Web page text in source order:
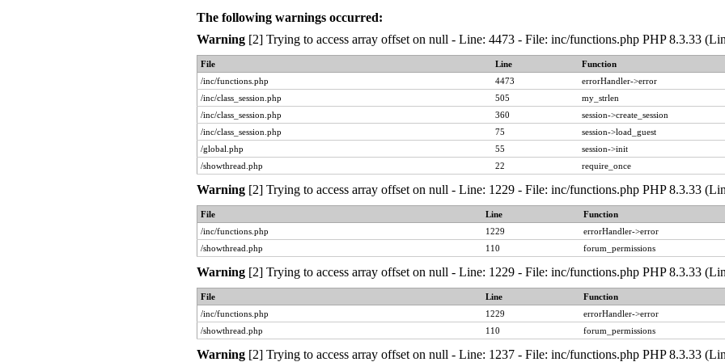
The following warnings occurred:
Warning[2] Trying to access array offset on null - Line: 4473 - File: inc/functions.php PHP 8.3.33
File Line
Function
/inc/functions.php
4473
errorHandler->error
/inc/class_session.php
505
my_strlen
/inc/class_session.php
360
session->create_session
/inc/class_session.php
75
session->load_guest
/global.php
55
session->init
/showthread.php
22 require_once
Warning[2] Trying to access array offset on null - Line: 1229 - File: inc/functions.php PHP 8.3.33
File Line
Function
/inc/functions.php
1229
errorHandler->error
/showthread.php
110 forum_permissions
Warning[2] Trying to access array offset on null - Line: 1229 - File: inc/functions.php PHP 8.3.33
File Line
Function
/inc/functions.php
1229
errorHandler->error
/showthread.php
110 forum_permissions
Warning[2] Trying to access array offset on null - Line: 1237 - File: inc/functions.php PHP 8.3.33